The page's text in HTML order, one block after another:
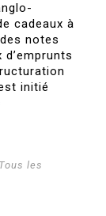
cadeaux à
notes
d’emprunts
initié
Tous les